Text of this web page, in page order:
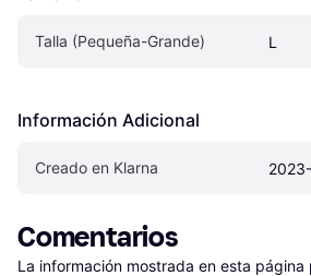
Talla (Pequeña-Grande) L
Información Adicional
Creado en Klarna
Comentarios
La información mostrada en esta